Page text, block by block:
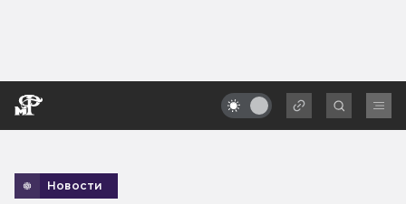
Новости